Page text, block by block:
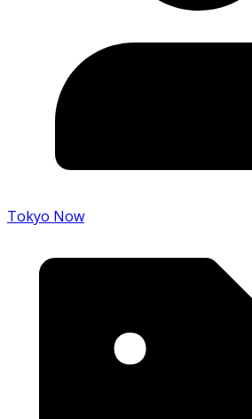
Tokyo Now